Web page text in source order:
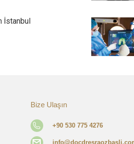
İstanbul
Bize Ulaşın
+90 530 775 4276